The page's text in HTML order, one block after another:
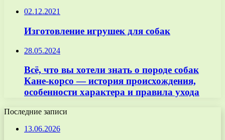
02.12.2021
Изготовление игрушек для собак
28.05.2024
Всё, что вы хотели знать о породе собак
Кане-корсо — история происхождения,
особенности характера и правила ухода
Последние записи
13.06.2026